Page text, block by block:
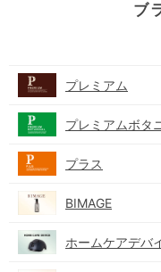
ブ
プレミアム
プレミアムボタ
プラス
BIMAGE
ホームケアデバ